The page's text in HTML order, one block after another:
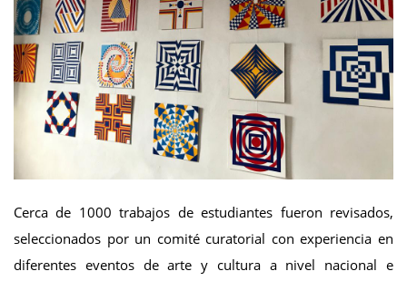
Cerca de 1000 trabajos de estudiantes fueron revisados,
seleccionados por un comité curatorial con experiencia en
diferentes eventos de arte y cultura a nivel nacional e